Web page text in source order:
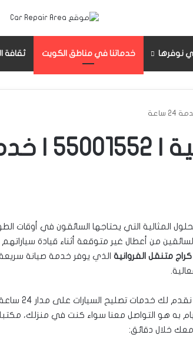
نوفرها خدماتنا في مناطق الكويت ثقافة
كراج متنقل الفروانية
المثالية التي يحتاجها السائقون في أوقات
من أعطال غير متوقعة أثناء قيادة
كراج متنقل الفروانية الذي يوفر خدمة صيانة
لك خدمات تصليح السيارات على مدار 24 ساعة عن طريق
به هو التواصل معنا سواء كنت في منزلك،
خلال دقائق: